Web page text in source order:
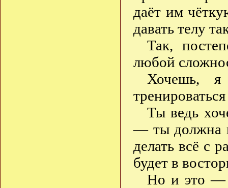
даёт им
давать телу
Так,
любой
Хочешь,
Ты ведь
— ты должна
делать всё с
будет в
Но и это —